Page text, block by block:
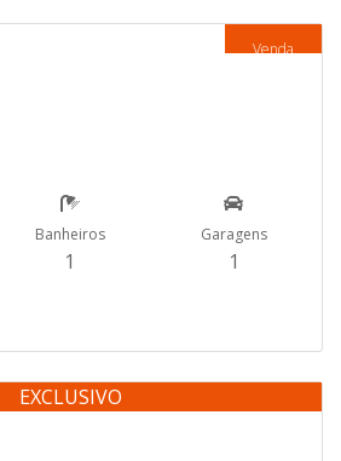
Venda
Banheiros
1
Garagens
1
Venda
EXCLUSIVO